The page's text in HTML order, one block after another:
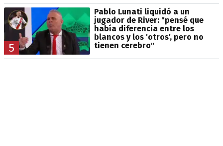
5
Pablo Lunati liquidó a un
jugador de River: "pensé que
había diferencia entre los
blancos y los 'otros', pero no
tienen cerebro"